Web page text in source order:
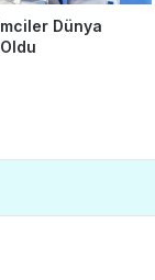
Dünya